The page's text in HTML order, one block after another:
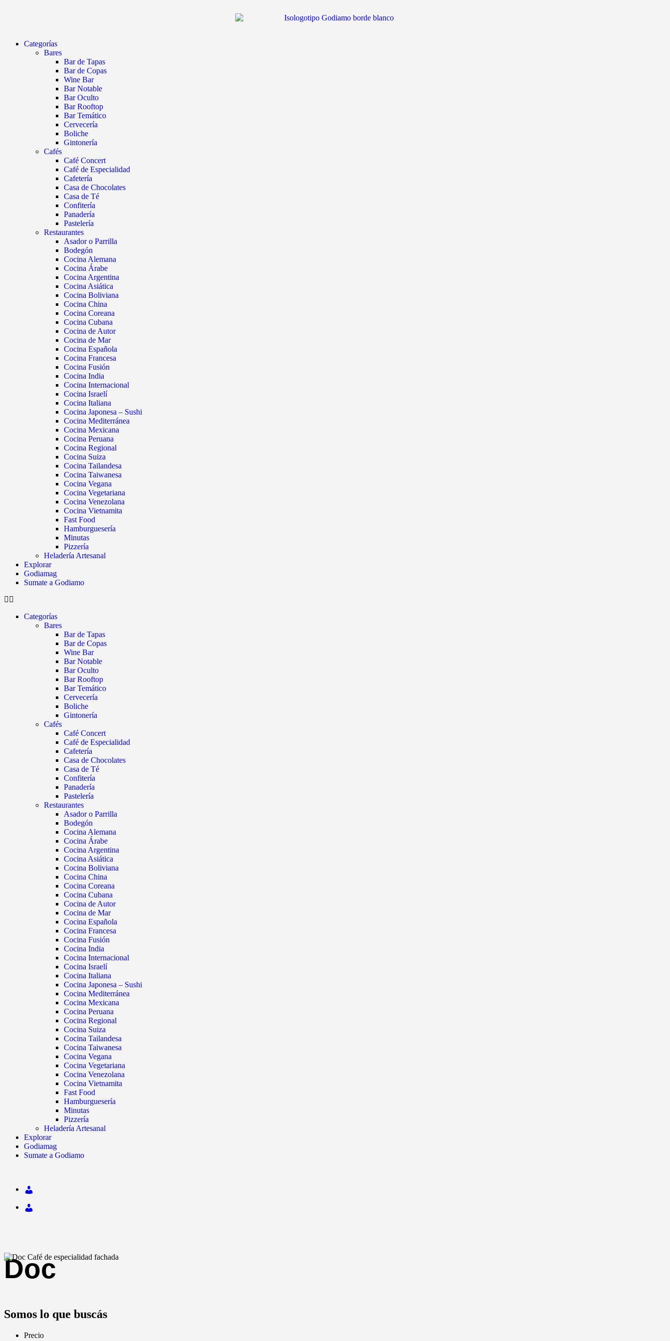
Categorías
Bares
Bar de Tapas
Bar de Copas
Wine Bar
Bar Notable
Bar Oculto
Bar Rooftop
Bar Temático
Cervecería
Boliche
Gintonería
Cafés
Café Concert
Café de Especialidad
Cafetería
Casa de Chocolates
Casa de Té
Confitería
Panadería
Pastelería
Restaurantes
Asador o Parrilla
Bodegón
Cocina Alemana
Cocina Árabe
Cocina Argentina
Cocina Asiática
Cocina Boliviana
Cocina China
Cocina Coreana
Cocina Cubana
Cocina de Autor
Cocina de Mar
Cocina Española
Cocina Francesa
Cocina Fusión
Cocina India
Cocina Internacional
Cocina Israelí
Cocina Italiana
Cocina Japonesa – Sushi
Cocina Mediterránea
Cocina Mexicana
Cocina Peruana
Cocina Regional
Cocina Suiza
Cocina Tailandesa
Cocina Taiwanesa
Cocina Vegana
Cocina Vegetariana
Cocina Venezolana
Cocina Vietnamita
Fast Food
Hamburguesería
Minutas
Pizzería
Heladería Artesanal
Explorar
Godiamag
Sumate a Godiamo
Categorías
Bares
Bar de Tapas
Bar de Copas
Wine Bar
Bar Notable
Bar Oculto
Bar Rooftop
Bar Temático
Cervecería
Boliche
Gintonería
Cafés
Café Concert
Café de Especialidad
Cafetería
Casa de Chocolates
Casa de Té
Confitería
Panadería
Pastelería
Restaurantes
Asador o Parrilla
Bodegón
Cocina Alemana
Cocina Árabe
Cocina Argentina
Cocina Asiática
Cocina Boliviana
Cocina China
Cocina Coreana
Cocina Cubana
Cocina de Autor
Cocina de Mar
Cocina Española
Cocina Francesa
Cocina Fusión
Cocina India
Cocina Internacional
Cocina Israelí
Cocina Italiana
Cocina Japonesa – Sushi
Cocina Mediterránea
Cocina Mexicana
Cocina Peruana
Cocina Regional
Cocina Suiza
Cocina Tailandesa
Cocina Taiwanesa
Cocina Vegana
Cocina Vegetariana
Cocina Venezolana
Cocina Vietnamita
Fast Food
Hamburguesería
Minutas
Pizzería
Heladería Artesanal
Explorar
Godiamag
Sumate a Godiamo
Doc
Somos lo que buscás
Precio